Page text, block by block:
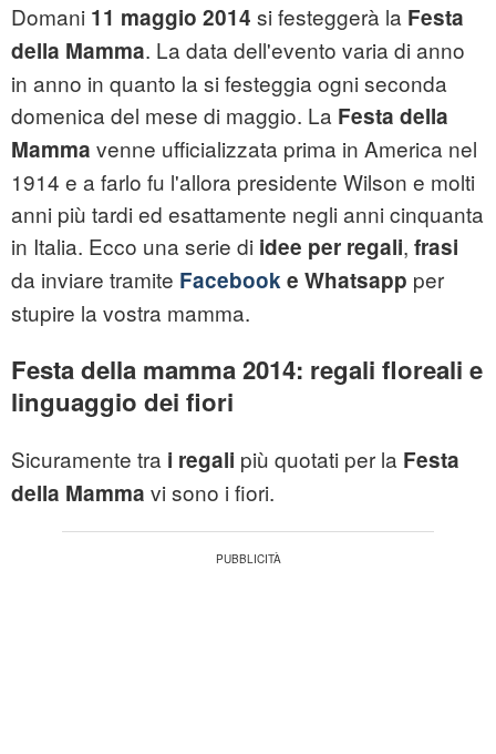
Domani 11 maggio 2014 si festeggerà la Festa
della Mamma. La data dell'evento varia di anno
in anno in quanto la si festeggia ogni seconda
domenica del mese di maggio. La Festa della
Mamma venne ufficializzata prima in America nel
1914 e a farlo fu l'allora presidente Wilson e molti
anni più tardi ed esattamente negli anni cinquanta
in Italia. Ecco una serie di idee per regali, frasi
da inviare tramite Facebooke Whatsapp per
stupire la vostra mamma.
Festa della mamma 2014: regali floreali e
linguaggio dei fiori
Sicuramente tra i regali più quotati per la Festa
della Mamma vi sono i fiori.